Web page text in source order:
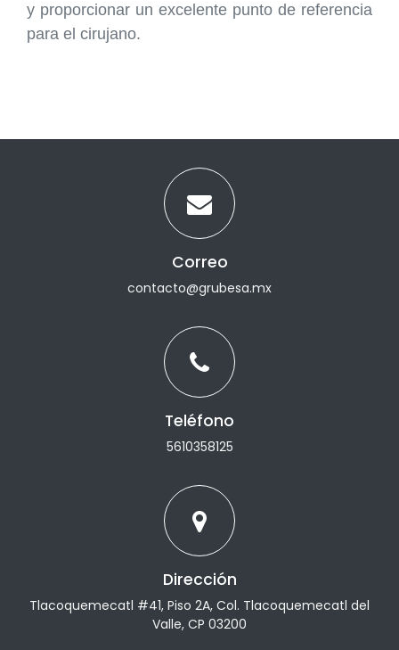
y proporcionar un excelente punto de referencia
para el cirujano.
Correo
contacto@grubesa.mx
Teléfono
5610358125
Dirección
Tlacoquemecatl #41, Piso 2A, Col. Tlacoquemecatl del
Valle, CP 03200